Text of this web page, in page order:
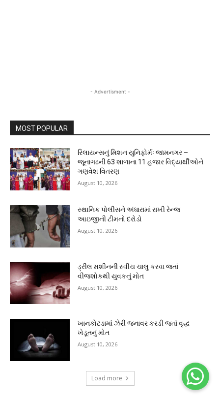
- Advertisment -
MOST POPULAR
રિલાયન્સનું મિશન યુનિફોર્મઃ જામનગર –
જૂનાગઢની 63 શાળાના 11 હજાર વિદ્યાર્થીઓને
ગણવેશ વિતરણ
August 10, 2026
સ્થાનિક પોલીસને અંધારામાં રાખી રેન્જ
આઇજીની ટીમનો દરોડો
August 10, 2026
ડ્રીલ મશીનની સ્વીચ ચાલુ કરવા જતાં
વીજશોકથી યુવકનું મોત
August 10, 2026
ખાનકોટડામાં ઝેરી જનાવર કરડી જતાં વૃદ્ધ
ખેડૂતનું મોત
August 10, 2026
Load more